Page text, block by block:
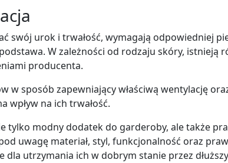
swój urok i trwałość, wymagają odpowiedniej
W zależności od rodzaju skóry, istnieją
producenta.
w sposób zapewniający właściwą wentylację
na ich trwałość.
tylko modny dodatek do garderoby, ale także
uwagę materiał, styl, funkcjonalność oraz
dla utrzymania ich w dobrym stanie przez